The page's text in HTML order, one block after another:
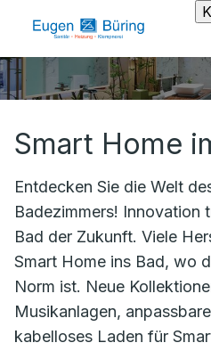
Smart Home
Entdecken Sie die Welt
Badezimmers! Innovation
Bad der Zukunft. Viele
Smart Home ins Bad, wo
Norm ist. Neue
Musikanlagen,
kabelloses Laden für